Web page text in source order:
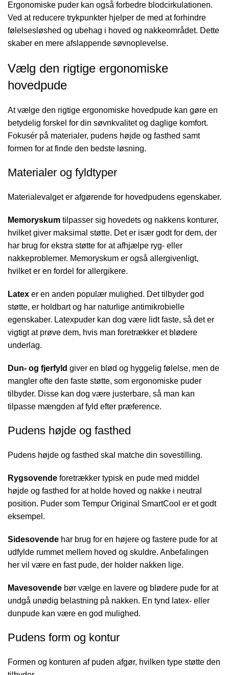
Ergonomiske puder kan også forbedre blodcirkulationen.
Ved at reducere trykpunkter hjelper de med at forhindre
følelsesløshed og ubehag i hoved og nakkeområdet. Dette
skaber en mere afslappende søvnoplevelse.
Vælg den rigtige ergonomiske
hovedpude
At vælge den rigtige ergonomiske hovedpude kan gøre en
betydelig forskel for din søvnkvalitet og daglige komfort.
Fokusér på materialer, pudens højde og fasthed samt
formen for at finde den bedste løsning.
Materialer og fyldtyper
Materialevalget er afgørende for hovedpudens egenskaber.
Memoryskum tilpasser sig hovedets og nakkens konturer,
hvilket giver maksimal støtte. Det er især godt for dem, der
har brug for ekstra støtte for at afhjælpe ryg- eller
nakkeproblemer. Memoryskum er også allergivenligt,
hvilket er en fordel for allergikere.
Latex er en anden populær mulighed. Det tilbyder god
støtte, er holdbart og har naturlige antimikrobielle
egenskaber. Latexpuder kan dog være lidt faste, så det er
vigtigt at prøve dem, hvis man foretrækker et blødere
underlag.
Dun- og fjerfyld giver en blød og hyggelig følelse, men de
mangler ofte den faste støtte, som ergonomiske puder
tilbyder. Disse kan dog være justerbare, så man kan
tilpasse mængden af fyld efter præference.
Pudens højde og fasthed
Pudens højde og fasthed skal matche din sovestilling.
Rygsovende foretrækker typisk en pude med middel
højde og fasthed for at holde hoved og nakke i neutral
position. Puder som Tempur Original SmartCool er et godt
eksempel.
Sidesovende har brug for en højere og fastere pude for at
udfylde rummet mellem hoved og skuldre. Anbefalingen
her vil være en fast pude, der holder nakken lige.
Mavesovende bør vælge en lavere og blødere pude for at
undgå unødig belastning på nakken. En tynd latex- eller
dunpude kan være en god mulighed.
Pudens form og kontur
Formen og konturen af puden afgør, hvilken type støtte den